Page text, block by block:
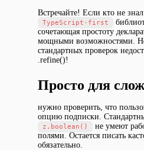
Встречайте! Если кто не
TypeScript-first
сочетающая простоту
мощными возможностями. Но
стандартных проверок
.refine()!
Просто для
нужно проверить, что
опцию подписки.
z.boolean()
не умеют
полями. Остается писать
обязательно.